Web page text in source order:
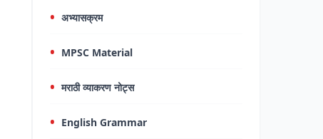
अभ्यासक्रम
MPSC Material
मराठी व्याकरण नोट्स
English Grammar